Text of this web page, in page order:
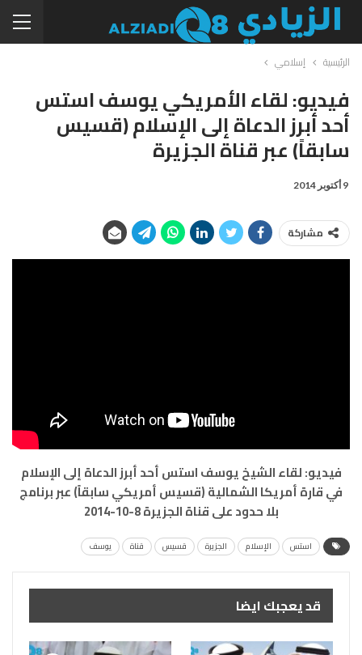
الرئيسية إسلامي
فيديو: لقاء الأمريكي يوسف استس
أحد أبرز الدعاة إلى الإسلام (قسيس
سابقاً) عبر قناة الجزيرة
9 أكتوبر 2014
مشاركة
فيديو: لقاء الشيخ يوسف استس أحد أبرز الدعاة إلى الإسلام
في قارة أمريكا الشمالية (قسيس أمريكي سابقاً) عبر برنامج
بلا حدود على قناة الجزيرة 8-10-2014
استس الإسلام الجزيرة قسيس قناة يوسف
قد يعجبك ايضا